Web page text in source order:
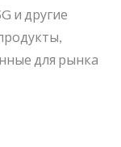
и другие
для рынка